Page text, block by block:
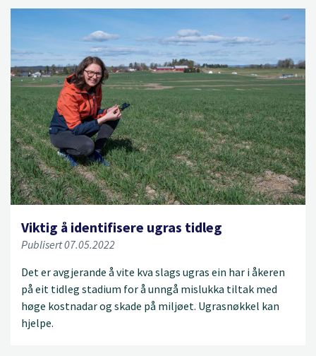
Viktig å identifisere ugras tidleg
Publisert 07.05.2022
Det er avgjerande å vite kva slags ugras ein har i åkeren
på eit tidleg stadium for å unngå mislukka tiltak med
høge kostnadar og skade på miljøet. Ugrasnøkkel kan
hjelpe.